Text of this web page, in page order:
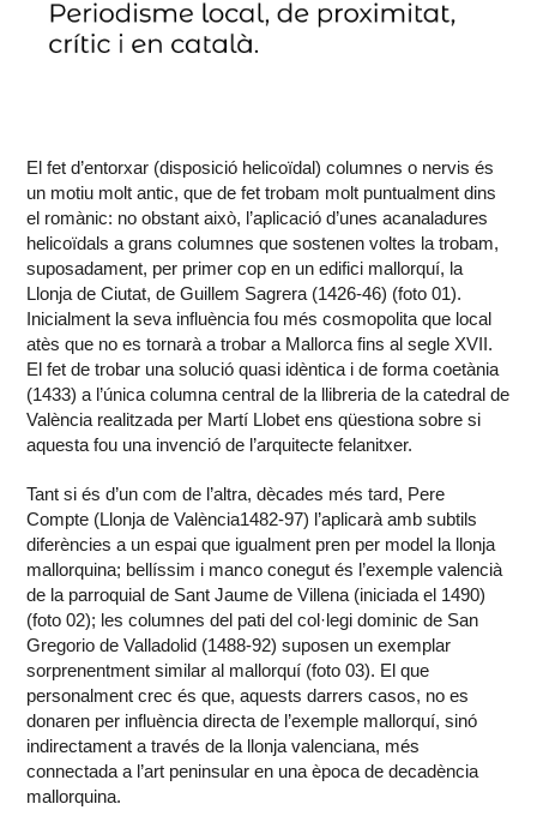
El fet d’entorxar (disposició helicoïdal) columnes o nervis és
un motiu molt antic, que de fet trobam molt puntualment dins
el romànic: no obstant això, l’aplicació d’unes acanaladures
helicoïdals a grans columnes que sostenen voltes la trobam,
suposadament, per primer cop en un edifici mallorquí, la
Llonja de Ciutat, de Guillem Sagrera (1426-46) (foto 01).
Inicialment la seva influència fou més cosmopolita que local
atès que no es tornarà a trobar a Mallorca fins al segle XVII.
El fet de trobar una solució quasi idèntica i de forma coetània
(1433) a l’única columna central de la llibreria de la catedral de
València realitzada per Martí Llobet ens qüestiona sobre si
aquesta fou una invenció de l’arquitecte felanitxer.
Tant si és d’un com de l’altra, dècades més tard, Pere
Compte (Llonja de València1482-97) l’aplicarà amb subtils
diferències a un espai que igualment pren per model la llonja
mallorquina; bellíssim i manco conegut és l’exemple valencià
de la parroquial de Sant Jaume de Villena (iniciada el 1490)
(foto 02); les columnes del pati del col·legi dominic de San
Gregorio de Valladolid (1488-92) suposen un exemplar
sorprenentment similar al mallorquí (foto 03). El que
personalment crec és que, aquests darrers casos, no es
donaren per influència directa de l’exemple mallorquí, sinó
indirectament a través de la llonja valenciana, més
connectada a l’art peninsular en una època de decadència
mallorquina.